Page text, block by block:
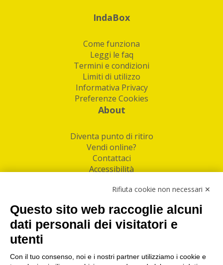
IndaBox
Come funziona
Leggi le faq
Termini e condizioni
Limiti di utilizzo
Informativa Privacy
Preferenze Cookies
About
Diventa punto di ritiro
Vendi online?
Contattaci
Accessibilità
Facebook
Linkedin
I nostri punti di ritiro e spedizione pacchi nelle
maggiori città italiane
Rifiuta cookie non necessari ✕
Questo sito web raccoglie alcuni
dati personali dei visitatori e
utenti
Con il tuo consenso, noi e i nostri partner utilizziamo i cookie e